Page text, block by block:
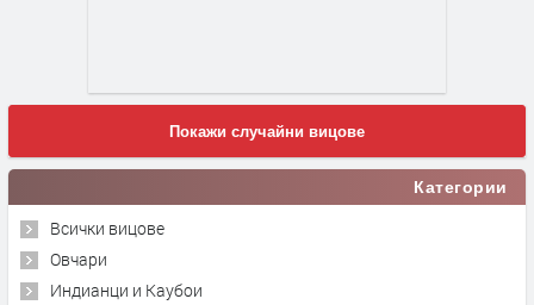
Покажи случайни вицове
Категории
Всички вицове
Овчари
Индианци и Каубои